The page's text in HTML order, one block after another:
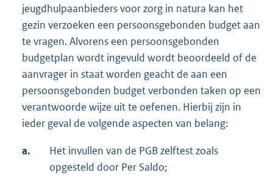
jeugdhulpaanbieders voor zorg in natura kan het
gezin verzoeken een persoonsgebonden budget aan
te vragen. Alvorens een persoonsgebonden
budgetplan wordt ingevuld wordt beoordeeld of de
aanvrager in staat worden geacht de aan een
persoonsgebonden budget verbonden taken op een
verantwoorde wijze uit te oefenen. Hierbij zijn in
ieder geval de volgende aspecten van belang:
a.
Het invullen van de PGB zelftest zoals
opgesteld door Per Saldo;